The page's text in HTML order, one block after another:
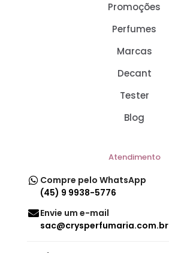
Promoções
Perfumes
Marcas
Decant
Tester
Blog
Atendimento
Compre pelo WhatsApp
(45) 9 9938-5776
Envie um e-mail
sac@crysperfumaria.com.br